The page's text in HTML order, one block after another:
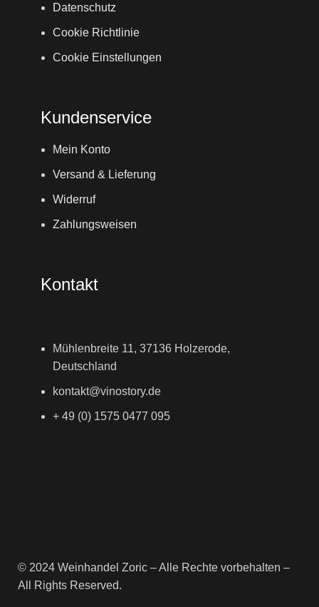
Datenschutz
Cookie Richtlinie
Cookie Einstellungen
Kundenservice
Mein Konto
Versand & Lieferung
Widerruf
Zahlungsweisen
Kontakt
Mühlenbreite 11, 37136 Holzerode,
Deutschland
kontakt@vinostory.de
+ 49 (0) 1575 0477 095
© 2024 Weinhandel Zoric – Alle Rechte vorbehalten –
All Rights Reserved.